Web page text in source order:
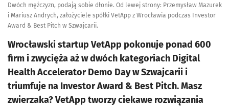
Dwóch mężczyzn, podają sobie dłonie. Od lewej strony: Przemysław Mazurek
i Mariusz Andrych, założyciele spółki VetApp z Wrocławia podczas Investor
Award & Best Pitch w Szwajcarii.
Wrocławski startup VetApp pokonuje ponad 600
firm i zwycięża aż w dwóch kategoriach Digital
Health Accelerator Demo Day w Szwajcarii i
triumfuje na Investor Award & Best Pitch. Masz
zwierzaka? VetApp tworzy ciekawe rozwiązania